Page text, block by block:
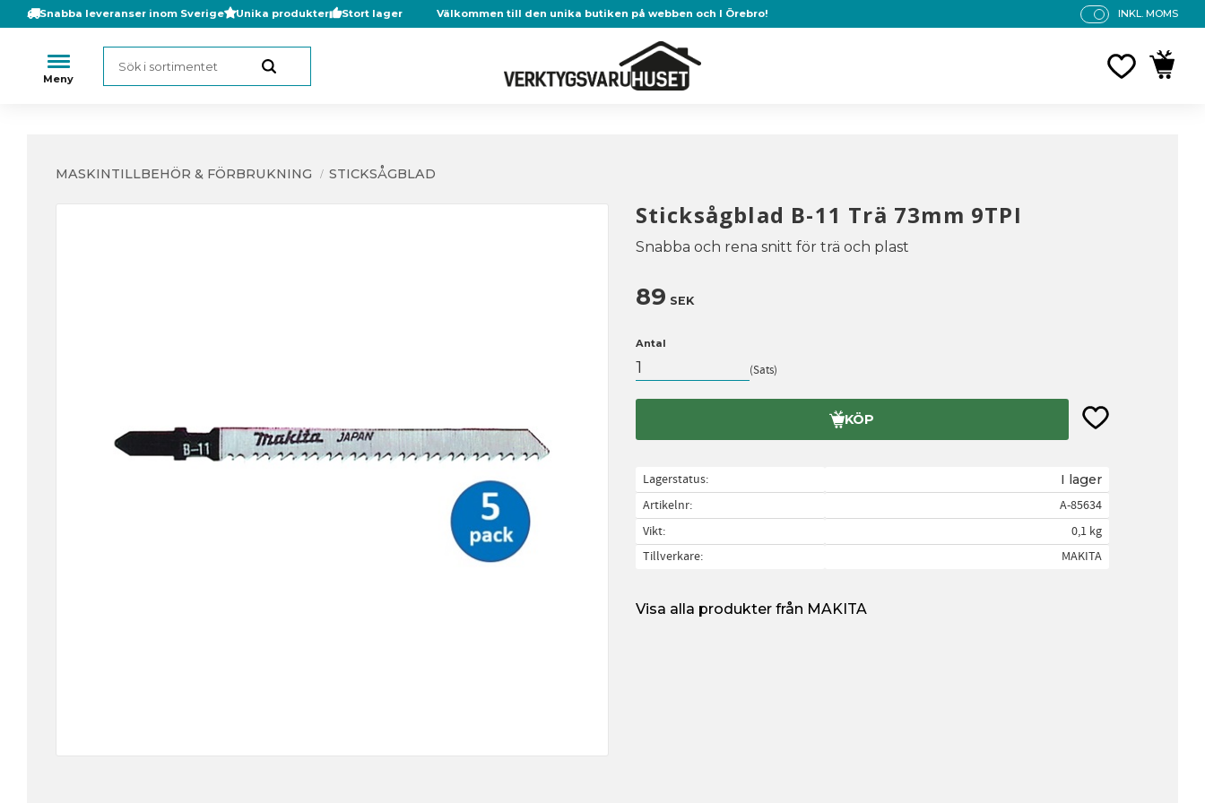
Snabba leveranser inom Sverige Unika produkter Stort lager Välkommen till den unika butiken på webben och I Örebro!
P
INKL. MOMS
MASKINTILLBEHÖR & FÖRBRUKNING STICKSÅGBLAD
Sticksågblad B-11 Trä 73mm 9TPI
Snabba och rena snitt för trä och plast
89 SEK
Antal
Sats
KÖP Lägg till i
Lagerstatus I lager
Artikelnr
A-85634
Vikt
0,1 kg
Tillverkare
MAKITA
Visa alla produkter från MAKITA